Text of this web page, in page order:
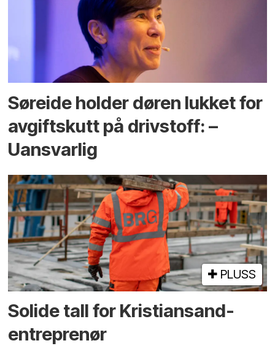
Søreide holder døren lukket for
avgiftskutt på drivstoff: –
Uansvarlig
PLUSS
Solide tall for Kristiansand-
entreprenør